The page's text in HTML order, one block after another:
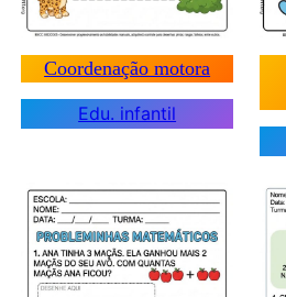
Coordenação motora
Edu. infantil